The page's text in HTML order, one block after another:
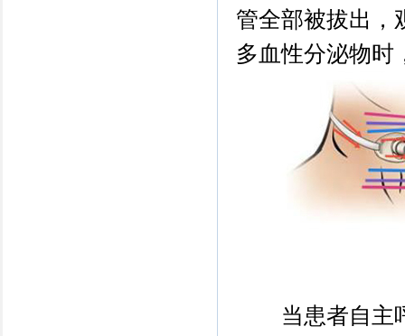
管全部被拔出，
多血性分泌物时
当患者自主呼